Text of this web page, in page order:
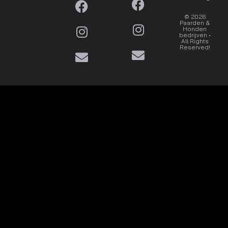
© 2026
Paarden &
Honden
bedrijven •
All Rights
Reserved!